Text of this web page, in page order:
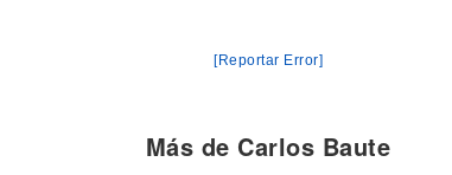
[Reportar Error]
Más de Carlos Baute